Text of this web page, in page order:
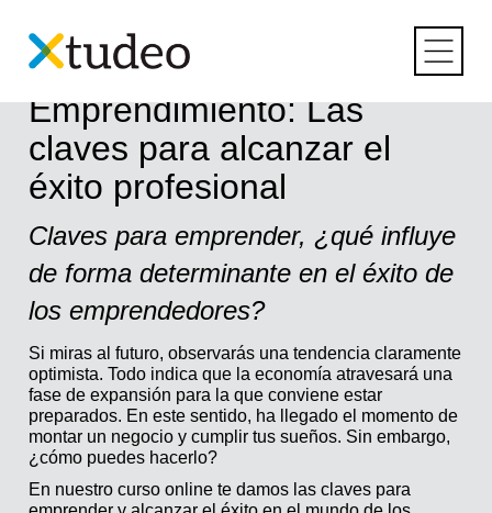
contentCurso online de
Emprendimiento: Las
claves para alcanzar el
éxito profesional
Claves para emprender, ¿qué influye
de forma determinante en el éxito de
los emprendedores?
Si miras al futuro, observarás una tendencia claramente
optimista. Todo indica que la economía atravesará una
fase de expansión para la que conviene estar
preparados. En este sentido, ha llegado el momento de
montar un negocio y cumplir tus sueños. Sin embargo,
¿cómo puedes hacerlo?
En nuestro curso online te damos las claves para